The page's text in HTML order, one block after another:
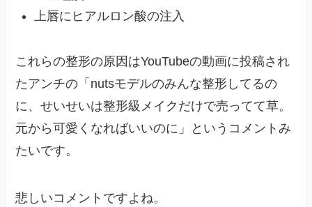
上唇にヒアルロン酸の注入
これらの整形の原因はYouTubeの動画に投稿され
たアンチの「nutsモデルのみんな整形してるの
に、せいせいは整形級メイクだけで売ってて草。
元から可愛くなればいいのに」というコメントみ
たいです。
悲しいコメントですよね。